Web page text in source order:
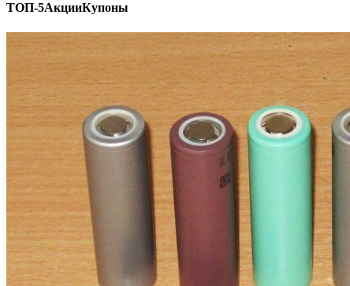
ТОП-5АкцииКупоны